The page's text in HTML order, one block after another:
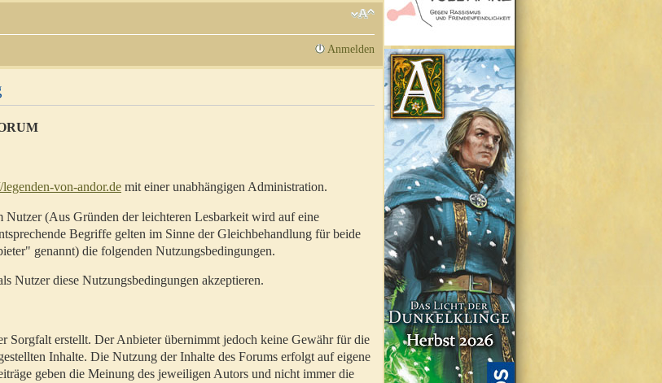
Anmelden
von-andor.de mit einer unabhängigen Administration.
Nutzer (Aus Gründen der leichteren Lesbarkeit wird auf eine
Begriffe gelten im Sinne der Gleichbehandlung für beide
genannt) die folgenden Nutzungsbedingungen.
Nutzer diese Nutzungsbedingungen akzeptieren.
Sorgfalt erstellt. Der Anbieter übernimmt jedoch keine Gewähr für die
Inhalte. Die Nutzung der Inhalte des Forums erfolgt auf eigene
geben die Meinung des jeweiligen Autors und nicht immer die